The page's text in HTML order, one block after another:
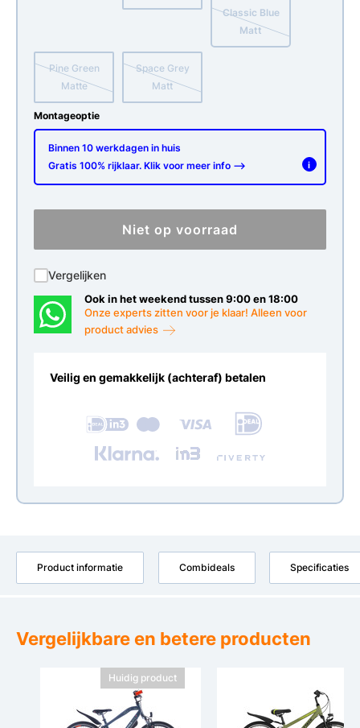
Classic Blue
Matt
Pine Green
Matte
Space Grey
Matt
Montageoptie
Binnen 10 werkdagen in huis
Gratis 100% rijklaar. Klik voor meer info -->
i
Niet op voorraad
Vergelijken
Ook in het weekend tussen 9:00 en 18:00
Onze experts zitten voor je klaar! Alleen voor
product advies
Veilig en gemakkelijk (achteraf) betalen
Product informatie Combideals Specificaties
Vergelijkbare en betere producten
Huidig product